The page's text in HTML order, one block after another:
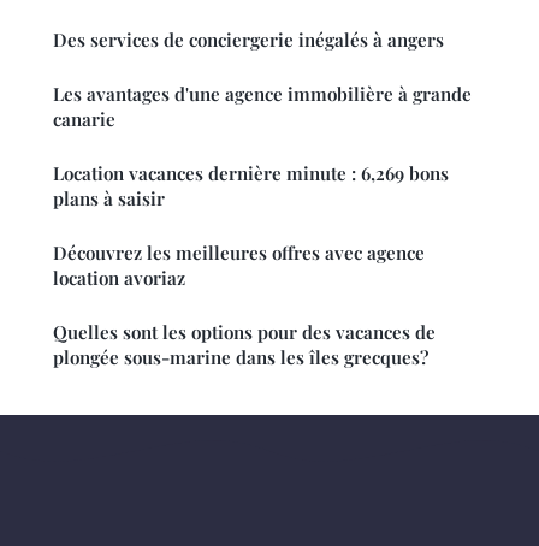
Des services de conciergerie inégalés à angers
Les avantages d'une agence immobilière à grande
canarie
Location vacances dernière minute : 6,269 bons
plans à saisir
Découvrez les meilleures offres avec agence
location avoriaz
Quelles sont les options pour des vacances de
plongée sous-marine dans les îles grecques?